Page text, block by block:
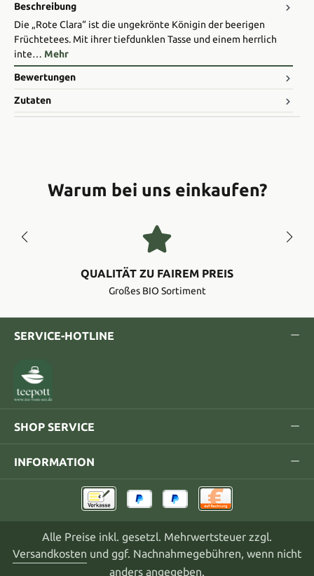
Beschreibung
Die „Rote Clara“ ist die ungekrönte Königin der beerigen
Früchtetees. Mit ihrer tiefdunklen Tasse und einem herrlich
inte… Mehr
Bewertungen
Zutaten
Warum bei uns einkaufen?
QUALITÄT ZU FAIREM PREIS
Großes BIO Sortiment
SERVICE-HOTLINE
SHOP SERVICE
INFORMATION
Alle Preise inkl. gesetzl. Mehrwertsteuer zzgl.
Versandkosten und ggf. Nachnahmegebühren, wenn nicht
anders angegeben.